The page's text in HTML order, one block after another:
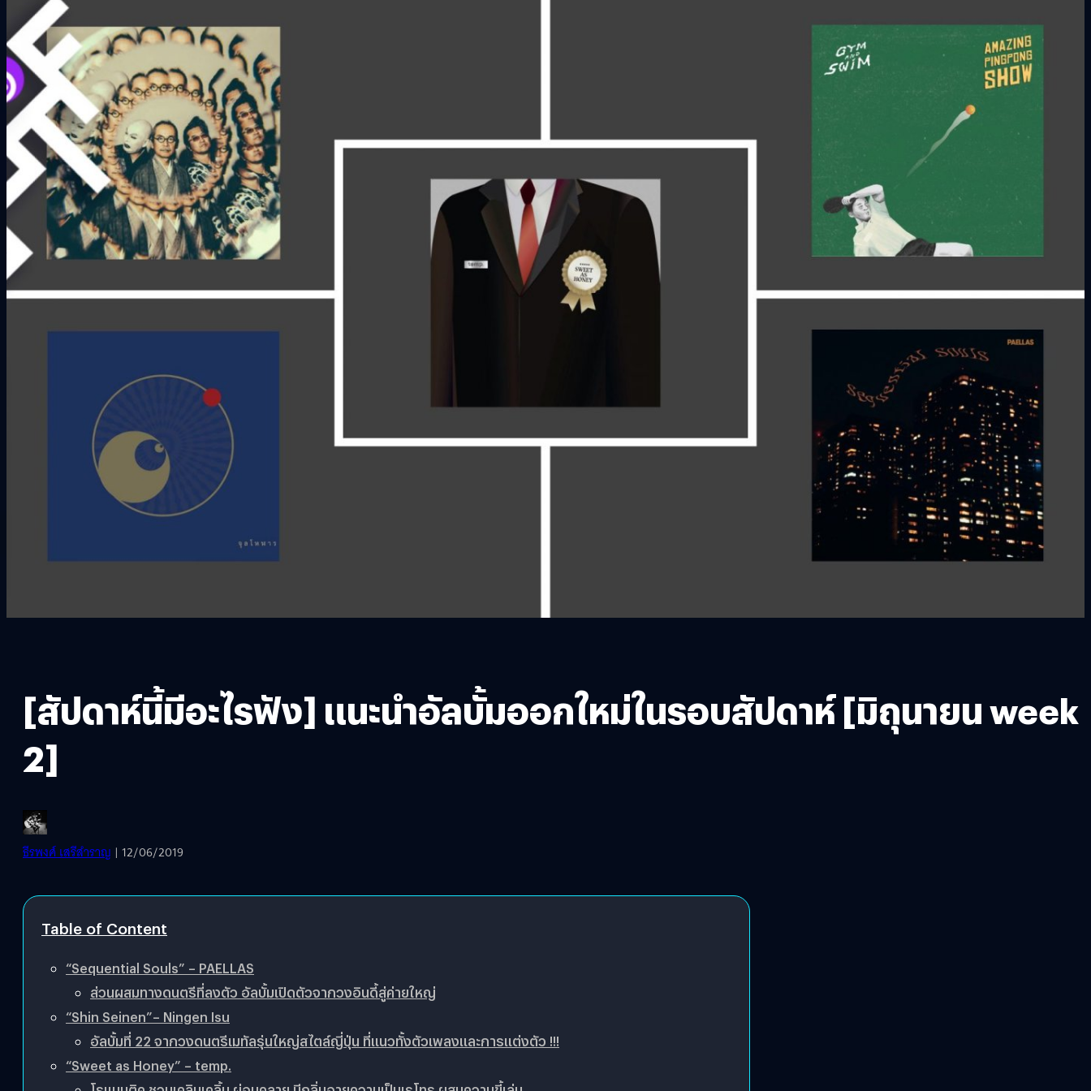
[สัปดาห์นี้มีอะไรฟัง] แนะนำอัลบั้มออกใหม่ในรอบสัปดาห์ [มิถุนายน week
2]
ธีรพงศ์ เสรีสำราญ | 12/06/2019
Table of Content
“Sequential Souls” – PAELLAS
ส่วนผสมทางดนตรีที่ลงตัว อัลบั้มเปิดตัวจากวงอินดี้สู่ค่ายใหญ่
“Shin Seinen”– Ningen Isu
อัลบั้มที่ 22 จากวงดนตรีเมทัลรุ่นใหญ่สไตล์ญี่ปุ่น ที่แนวทั้งตัวเพลงและการแต่งตัว !!!
“Sweet as Honey” – temp.